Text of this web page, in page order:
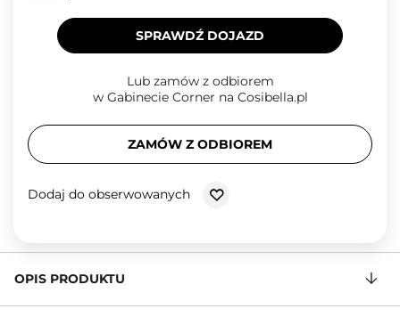
SPRAWDŹ DOJAZD
Lub zamów z odbiorem
w Gabinecie Corner na Cosibella.pl
ZAMÓW Z ODBIOREM
Dodaj do obserwowanych
OPIS PRODUKTU